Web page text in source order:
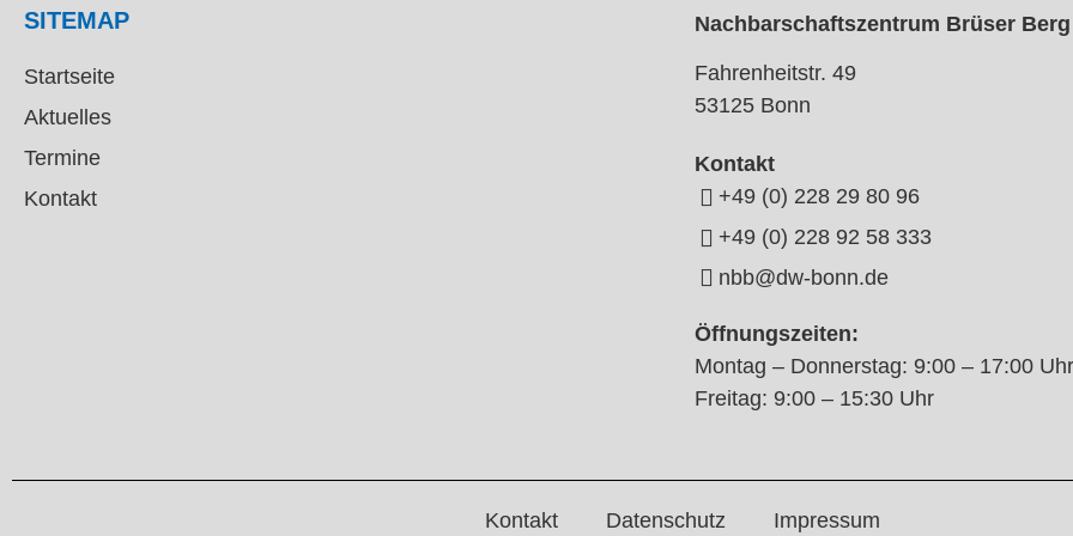
SITEMAP
Startseite
Aktuelles
Termine
Kontakt
Nachbarschaftszentrum Brüser Berg
Fahrenheitstr. 49
53125 Bonn
Kontakt
+49 (0) 228 29 80 96
+49 (0) 228 92 58 333
nbb@dw-bonn.de
Öffnungszeiten:
Montag – Donnerstag: 9:00 – 17:00 Uhr
Freitag: 9:00 – 15:30 Uhr
Kontakt Datenschutz Impressum